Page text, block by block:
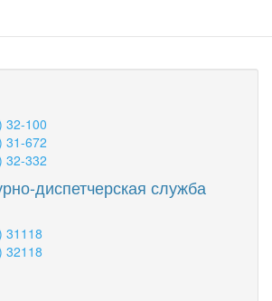
32-100
31-672
32-332
диспетчерская служба
31118
32118